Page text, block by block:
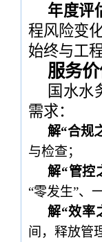
年度评
程风险变
始终与工
服务
国水水
需求：
解“合规
与检查；
解“管控
“零发生”、
解“效率
间，释放管